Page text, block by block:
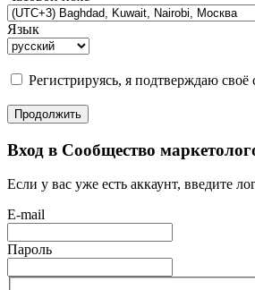
Язык
Регистрируясь, я подтверждаю своё
Продолжить
Вход в Сообщество
Если у вас уже есть аккаунт, введите
E-mail
Пароль